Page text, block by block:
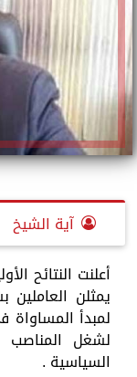
آية الشيخ
يمثلن العاملين
لمبدأ المساواة
لشغل المناصب
السياسية .